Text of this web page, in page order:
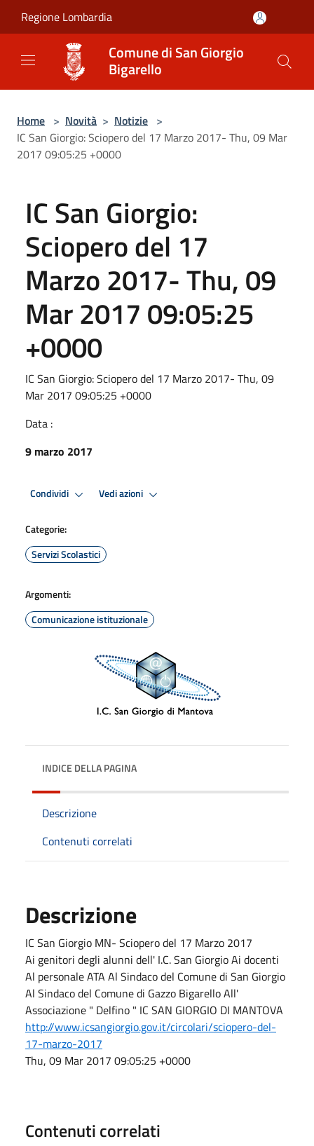
Regione Lombardia
Comune di San Giorgio
Bigarello
Home > Novità > Notizie >
IC San Giorgio: Sciopero del 17 Marzo 2017- Thu, 09 Mar
2017 09:05:25 +0000
IC San Giorgio:
Sciopero del 17
Marzo 2017- Thu, 09
Mar 2017 09:05:25
+0000
IC San Giorgio: Sciopero del 17 Marzo 2017- Thu, 09
Mar 2017 09:05:25 +0000
Data :
9 marzo 2017
Condividi Vedi azioni
Categorie:
Servizi Scolastici
Argomenti:
Comunicazione istituzionale
INDICE DELLA PAGINA
Descrizione
Contenuti correlati
Descrizione
IC San Giorgio MN- Sciopero del 17 Marzo 2017
Ai genitori degli alunni dell' I.C. San Giorgio Ai docenti
Al personale ATA Al Sindaco del Comune di San Giorgio
Al Sindaco del Comune di Gazzo Bigarello All'
Associazione " Delfino " IC SAN GIORGIO DI MANTOVA
http://www.icsangiorgio.gov.it/circolari/sciopero-del-
17-marzo-2017
Thu, 09 Mar 2017 09:05:25 +0000
Contenuti correlati